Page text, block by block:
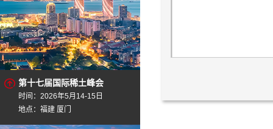
第十七届国际稀土峰会
时间：2026年5月14-15日
地点：福建 厦门